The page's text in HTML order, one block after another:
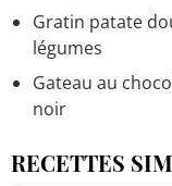
Gratin patate
légumes
Gateau au
noir
RECETTES